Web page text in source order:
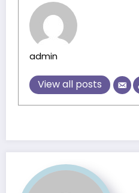
admin
View all posts